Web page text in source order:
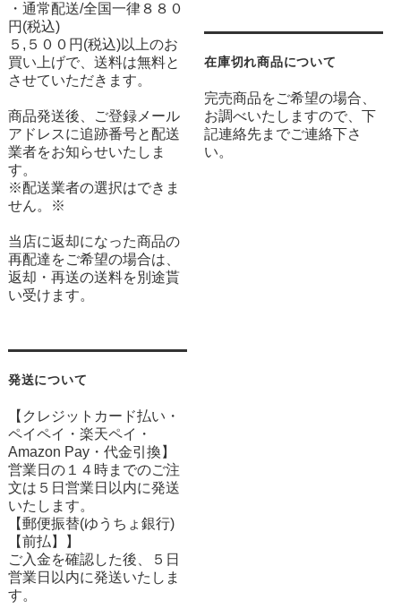
・通常配送/全国一律８８０
円(税込)
５,５００円(税込)以上のお
買い上げで、送料は無料と
させていただきます。
商品発送後、ご登録メール
アドレスに追跡番号と配送
業者をお知らせいたしま
す。
※配送業者の選択はできま
せん。※
当店に返却になった商品の
再配達をご希望の場合は、
返却・再送の送料を別途貰
い受けます。
発送について
【クレジットカード払い・
ペイペイ・楽天ペイ・
Amazon Pay・ 代金引換】
営業日の１４時までのご注
文は５日営業日以内に発送
いたします。
【郵便振替(ゆうちょ銀行)
【前払】】
ご入金を確認した後、５日
営業日以内に発送いたしま
す。
在庫切れ商品について
完売商品をご希望の場合、
お調べいたしますので、下
記連絡先までご連絡下さ
い。